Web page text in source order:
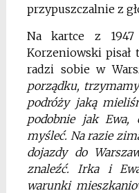
przypuszczalnie z
Na kartce z 1947
Korzeniowski
radzi sobie w
porządku,
podróży jaką
podobnie jak
myśleć. Na razie
dojazdy do
znaleźć. Irka i
warunki